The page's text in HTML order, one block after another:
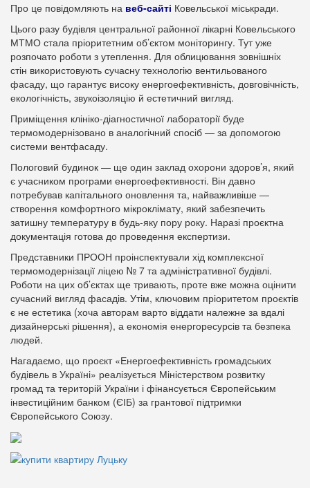
Про це повідомляють на веб-сайті Ковельської міськради.
Цього разу будівля центральної районної лікарні Ковельського
МТМО стала пріоритетним об’єктом моніторингу. Тут уже
розпочато роботи з утеплення. Для облицювання зовнішніх
стін використовують сучасну технологію вентильованого
фасаду, що гарантує високу енергоефективність, довговічність,
екологічність, звукоізоляцію й естетичний вигляд.
Приміщення клініко-діагностичної лабораторії буде
термомодернізовано в аналогічний спосіб — за допомогою
системи вентфасаду.
Пологовий будинок — ще один заклад охорони здоров’я, який
є учасником програми енергоефективності. Він давно
потребував капітального оновлення та, найважливіше —
створення комфортного мікроклімату, який забезпечить
затишну температуру в будь-яку пору року. Наразі проєктна
документація готова до проведення експертизи.
Представники ПРООН проінспектували хід комплексної
термомодернізації ліцею № 7 та адміністративної будівлі.
Роботи на цих об’єктах ще тривають, проте вже можна оцінити
сучасний вигляд фасадів. Утім, ключовим пріоритетом проєктів
є не естетика (хоча авторам варто віддати належне за вдалі
дизайнерські рішення), а економія енергоресурсів та безпека
людей.
Нагадаємо, що проєкт «Енергоефективність громадських
будівель в Україні» реалізується Міністерством розвитку
громад та територій України і фінансується Європейським
інвестиційним банком (ЄІБ) за грантової підтримки
Європейського Союзу.